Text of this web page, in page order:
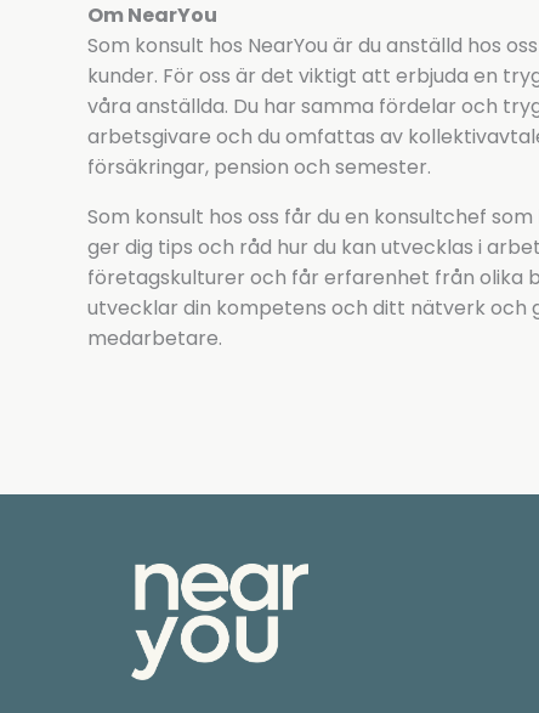
Om NearYou
Som konsult hos NearYou är du anställd hos
kunder. För oss är det viktigt att erbjuda en
våra anställda. Du har samma fördelar och
arbetsgivare och du omfattas av
försäkringar, pension och semester.
Som konsult hos oss får du en konsultchef
ger dig tips och råd hur du kan utvecklas i
företagskulturer och får erfarenhet från olika
utvecklar din kompetens och ditt nätverk och
medarbetare.